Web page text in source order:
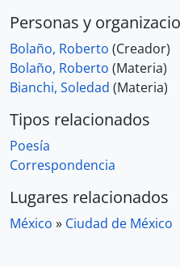
Personas y
Bolaño, Roberto (Creador)
Bolaño, Roberto (Materia)
Bianchi, Soledad (Materia)
Tipos relacionados
Poesía
Correspondencia
Lugares relacionados
México » Ciudad de México